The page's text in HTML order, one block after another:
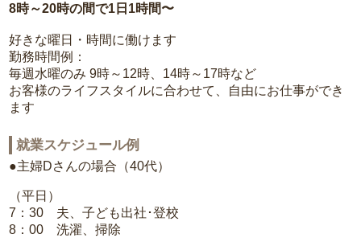
8時～20時の間で1日1時間〜
好きな曜日・時間に働けます
勤務時間例：
毎週水曜のみ 9時～12時、14時～17時など
お客様のライフスタイルに合わせて、自由にお仕事ができ
ます
就業スケジュール例
●主婦Dさんの場合（40代）
（平日）
7：30 夫、子ども出社･登校
8：00 洗濯、掃除